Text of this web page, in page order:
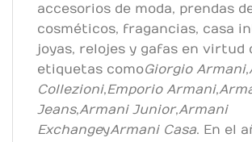
accesorios de moda, prendas
cosméticos, fragancias, casa
joyas, relojes y gafas en virtud
etiquetas comoGiorgio Armani,
Collezioni,Emporio Armani,
Jeans,Armani Junior,Armani
ExchangeyArmani Casa. En el